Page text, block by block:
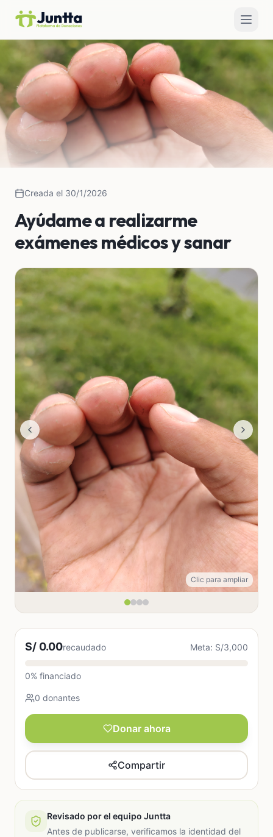
Creada el 30/1/2026
Ayúdame a realizarme
exámenes médicos y sanar
Clic para ampliar
S/ 0.00recaudado Meta: S/3,000
0% financiado
0 donantes
Donar ahora
Compartir
Revisado por el equipo Juntta
Antes de publicarse, verificamos la identidad del